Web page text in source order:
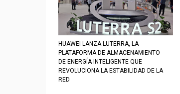
HUAWEI LANZA LUTERRA, LA
PLATAFORMA DE ALMACENAMIENTO
DE ENERGÍA INTELIGENTE QUE
REVOLUCIONA LA ESTABILIDAD DE LA
RED